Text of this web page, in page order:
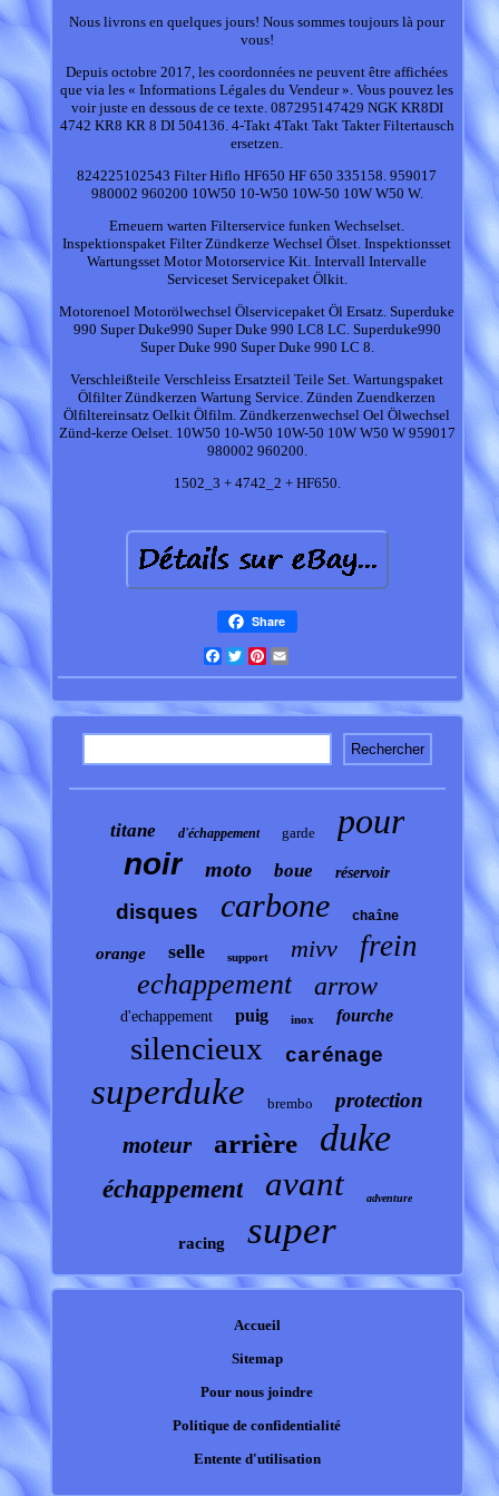
Nous livrons en quelques jours! Nous sommes toujours là pour
vous!
Depuis octobre 2017, les coordonnées ne peuvent être affichées
que via les « Informations Légales du Vendeur ». Vous pouvez les
voir juste en dessous de ce texte. 087295147429 NGK KR8DI
4742 KR8 KR 8 DI 504136. 4-Takt 4Takt Takt Takter Filtertausch
ersetzen.
824225102543 Filter Hiflo HF650 HF 650 335158. 959017
980002 960200 10W50 10-W50 10W-50 10W W50 W.
Erneuern warten Filterservice funken Wechselset.
Inspektionspaket Filter Zündkerze Wechsel Ölset. Inspektionsset
Wartungsset Motor Motorservice Kit. Intervall Intervalle
Serviceset Servicepaket Ölkit.
Motorenoel Motorölwechsel Ölservicepaket Öl Ersatz. Superduke
990 Super Duke990 Super Duke 990 LC8 LC. Superduke990
Super Duke 990 Super Duke 990 LC 8.
Verschleißteile Verschleiss Ersatzteil Teile Set. Wartungspaket
Ölfilter Zündkerzen Wartung Service. Zünden Zuendkerzen
Ölfiltereinsatz Oelkit Ölfilm. Zündkerzenwechsel Oel Ölwechsel
Zünd-kerze Oelset. 10W50 10-W50 10W-50 10W W50 W 959017
980002 960200.
1502_3 + 4742_2 + HF650.
Share
Facebook
TwitterPinterest
titane d'échappement garde pour
noir moto boue réservoir
disques carbone chaîne
orange selle support mivv frein
echappement arrow
d'echappement puig inox fourche
silencieux carénage
superduke brembo protection
moteur arrière duke
échappement avant adventure
racing super
Accueil
Sitemap
Pour nous joindre
Politique de confidentialité
Entente d'utilisation